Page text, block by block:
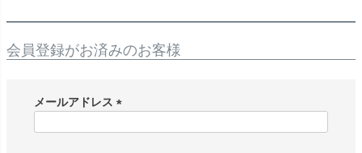
会員登録がお済みのお客様
メールアドレス